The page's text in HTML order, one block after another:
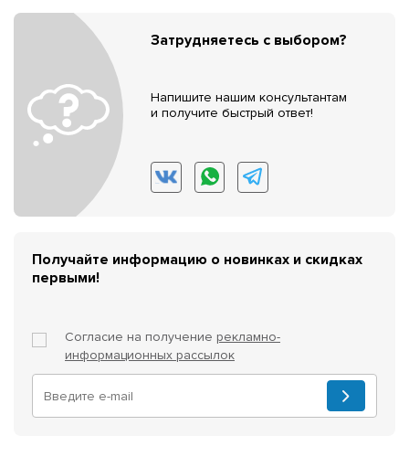
Затрудняетесь с выбором?
Напишите нашим консультантам
и получите быстрый ответ!
Получайте информацию о новинках и скидках
первыми!
Согласие на получение рекламно-
информационных рассылок